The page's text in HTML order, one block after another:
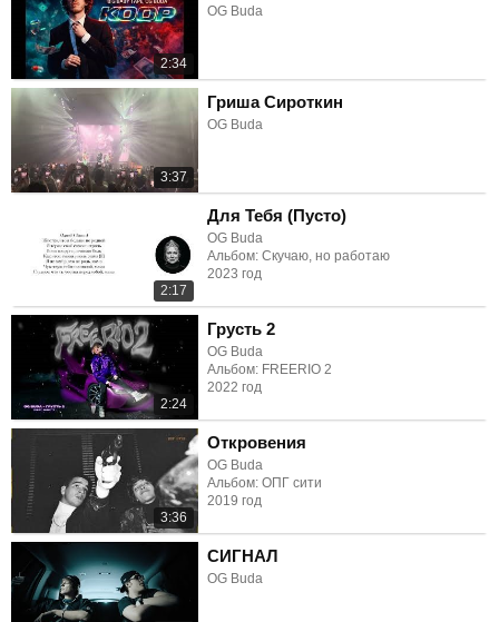
2:34
OG Buda
3:37
Гриша Сироткин
OG Buda
2:17
Для Тебя (Пусто)
OG Buda
Альбом: Скучаю, но работаю
2023 год
2:24
Грусть 2
OG Buda
Альбом: FREERIO 2
2022 год
3:36
Откровения
OG Buda
Альбом: ОПГ сити
2019 год
СИГНАЛ
OG Buda